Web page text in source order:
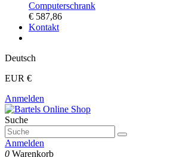
Computerschrank
€ 587,86
Kontakt
Deutsch
EUR €
Anmelden
Suche
Anmelden
0 Warenkorb